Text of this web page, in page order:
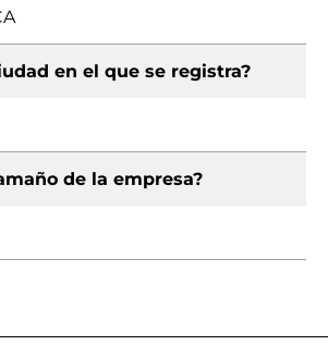
en el que se registra?
de la empresa?